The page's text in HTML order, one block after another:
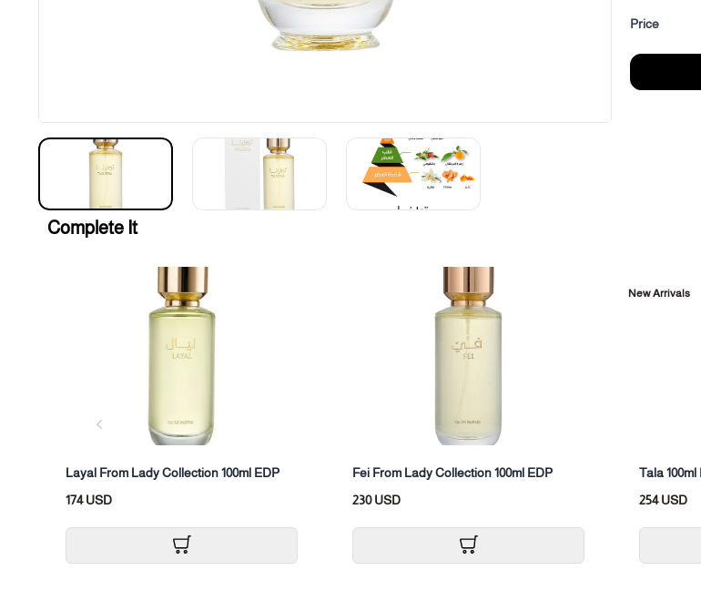
Price
Complete It
Layal From Lady Collection 100ml EDP
174 USD
Fei From Lady Collection 100ml EDP
230 USD
New Arrivals
Tala 100ml
254 USD